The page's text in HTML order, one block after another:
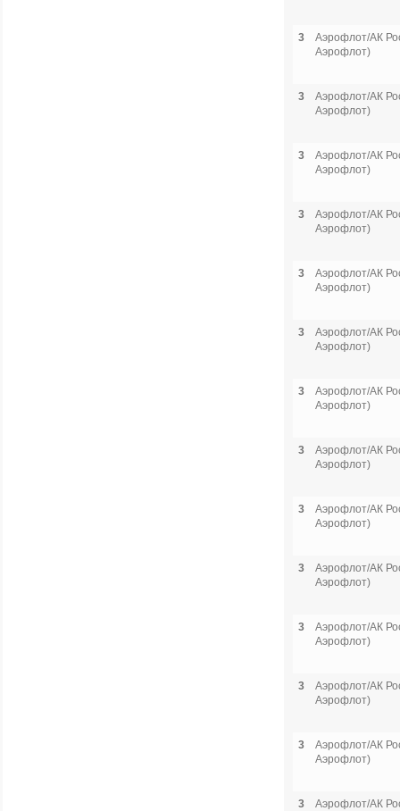
3
Аэрофлот/АК
Аэрофлот)
3
Аэрофлот/АК
Аэрофлот)
3
Аэрофлот/АК
Аэрофлот)
3
Аэрофлот/АК
Аэрофлот)
3
Аэрофлот/АК
Аэрофлот)
3
Аэрофлот/АК
Аэрофлот)
3
Аэрофлот/АК
Аэрофлот)
3
Аэрофлот/АК
Аэрофлот)
3
Аэрофлот/АК
Аэрофлот)
3
Аэрофлот/АК
Аэрофлот)
3
Аэрофлот/АК
Аэрофлот)
3
Аэрофлот/АК
Аэрофлот)
3
Аэрофлот/АК
Аэрофлот)
3
Аэрофлот/АК